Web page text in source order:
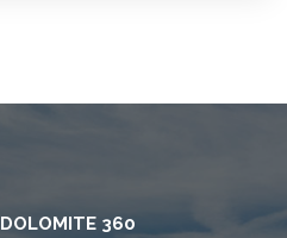
DOLOMITE 360